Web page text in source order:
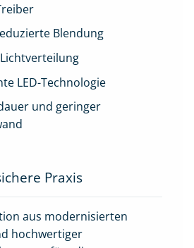
Blendung
LED-Technologie
und geringer
Praxis
aus modernisierten
hochwertiger